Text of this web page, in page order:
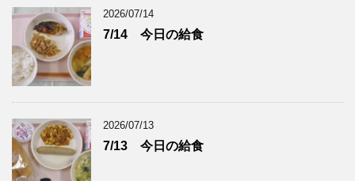
2026/07/14
7/14 今日の給食
2026/07/13
7/13 今日の給食